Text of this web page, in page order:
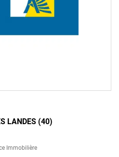
LANDES (40)
Immobilière